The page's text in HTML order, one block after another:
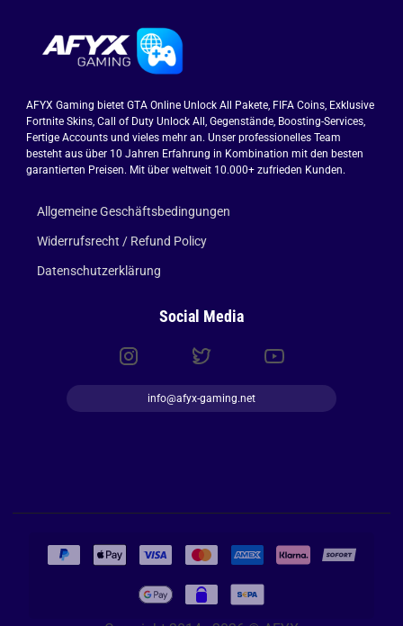
AFYX Gaming bietet GTA Online Unlock All Pakete, FIFA Coins, Exklusive
Fortnite Skins, Call of Duty Unlock All, Gegenstände, Boosting-Services,
Fertige Accounts und vieles mehr an. Unser professionelles Team
besteht aus über 10 Jahren Erfahrung in Kombination mit den besten
garantierten Preisen. Mit über weltweit 10.000+ zufrieden Kunden.
Allgemeine Geschäftsbedingungen
Widerrufsrecht / Refund Policy
Datenschutzerklärung
Social Media
info@afyx-gaming.net